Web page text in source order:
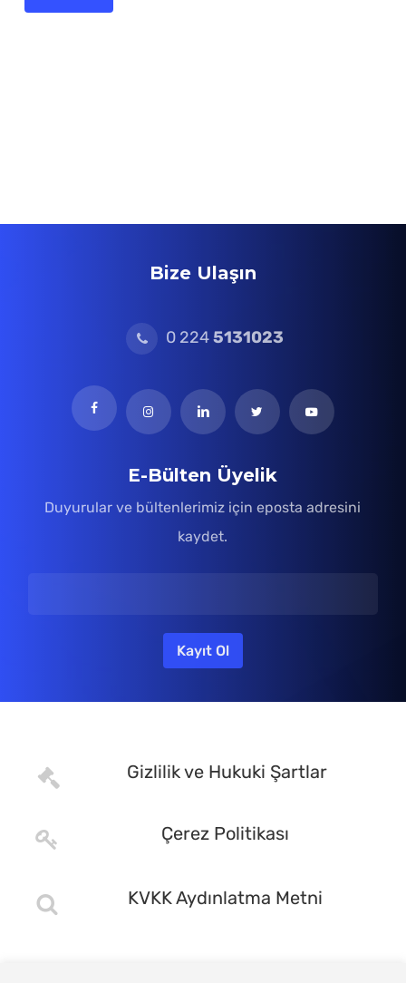
Bize Ulaşın
0 2245131023
E-Bülten Üyelik
Duyurular ve bültenlerimiz için eposta adresini
kaydet.
Gizlilik ve Hukuki Şartlar
Çerez Politikası
KVKK Aydınlatma Metni